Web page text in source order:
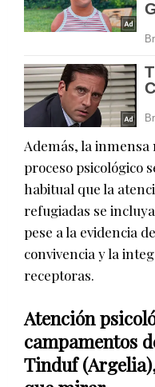
Además, la inmensa
proceso psicológico
habitual que la
refugiadas se
pese a la evidencia
convivencia y la
receptoras.
Atención
campamentos
Tinduf